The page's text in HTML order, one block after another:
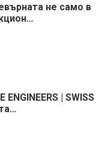
не само в
ENGINEERS | SWISS